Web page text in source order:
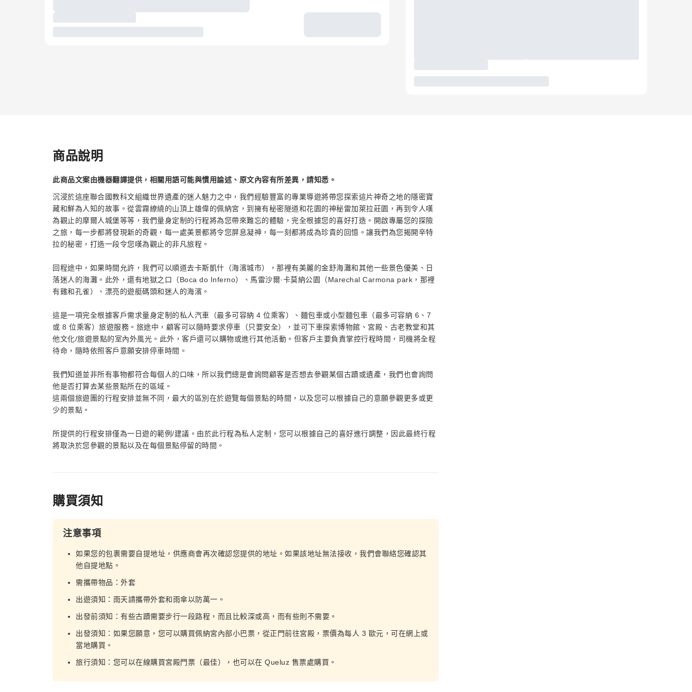
商品說明
此商品文案由機器翻譯提供，相關用語可能與慣用論述、原文內容有所差異，請知悉。
沉浸於這座聯合國教科文組織世界遺產的迷人魅力之中，我們經驗豐富的專業導遊將帶您探索這片神奇之地的隱密寶
藏和鮮為人知的故事。從雲霧繚繞的山頂上雄偉的佩納宮，到擁有秘密隧道和花園的神秘雷加萊拉莊園，再到令人嘆
為觀止的摩爾人城堡等等，我們量身定制的行程將為您帶來難忘的體驗，完全根據您的喜好打造。開啟專屬您的探險
之旅，每一步都將發現新的奇觀，每一處美景都將令您屏息凝神，每一刻都將成為珍貴的回憶。讓我們為您揭開辛特
拉的秘密，打造一段令您嘆為觀止的非凡旅程。
回程途中，如果時間允許，我們可以順道去卡斯凱什（海濱城市），那裡有美麗的金舒海灘和其他一些景色優美、日
落迷人的海灘。此外，還有地獄之口（Boca do Inferno）、馬雷沙爾·卡莫納公園（Marechal Carmona park，那裡
有雞和孔雀）、漂亮的遊艇碼頭和迷人的海濱。
這是一項完全根據客戶需求量身定制的私人汽車（最多可容納 4 位乘客）、麵包車或小型麵包車（最多可容納 6、7
或 8 位乘客）旅遊服務。旅途中，顧客可以隨時要求停車（只要安全），並可下車探索博物館、宮殿、古老教堂和其
他文化/旅遊景點的室內外風光。此外，客戶還可以購物或進行其他活動。但客戶主要負責掌控行程時間，司機將全程
待命，隨時依照客戶意願安排停車時間。
我們知道並非所有事物都符合每個人的口味，所以我們總是會詢問顧客是否想去參觀某個古蹟或遺產，我們也會詢問
他是否打算去某些景點所在的區域。
這兩個旅遊團的行程安排並無不同，最大的區別在於遊覽每個景點的時間，以及您可以根據自己的意願參觀更多或更
少的景點。
所提供的行程安排僅為一日遊的範例/建議。由於此行程為私人定制，您可以根據自己的喜好進行調整，因此最終行程
將取決於您參觀的景點以及在每個景點停留的時間。
購買須知
注意事項
如果您的包裹需要自提地址，供應商會再次確認您提供的地址。如果該地址無法接收，我們會聯絡您確認其
他自提地點。
需攜帶物品：外套
出遊須知：雨天請攜帶外套和雨傘以防萬一。
出發前須知：有些古蹟需要步行一段路程，而且比較深或高，而有些則不需要。
出發須知：如果您願意，您可以購買佩納宮內部小巴票，從正門前往宮殿，票價為每人 3 歐元，可在網上或
當地購買。
旅行須知：您可以在線購買宮殿門票（最佳），也可以在 Queluz 售票處購買。